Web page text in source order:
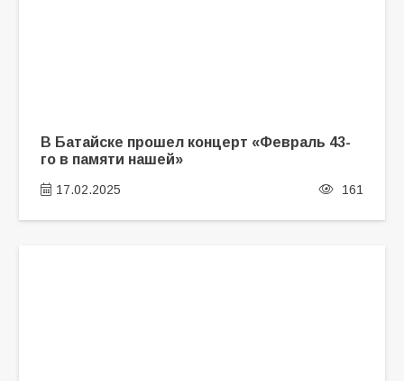
В Батайске прошел концерт «Февраль 43-
го в памяти нашей»
17.02.2025 161